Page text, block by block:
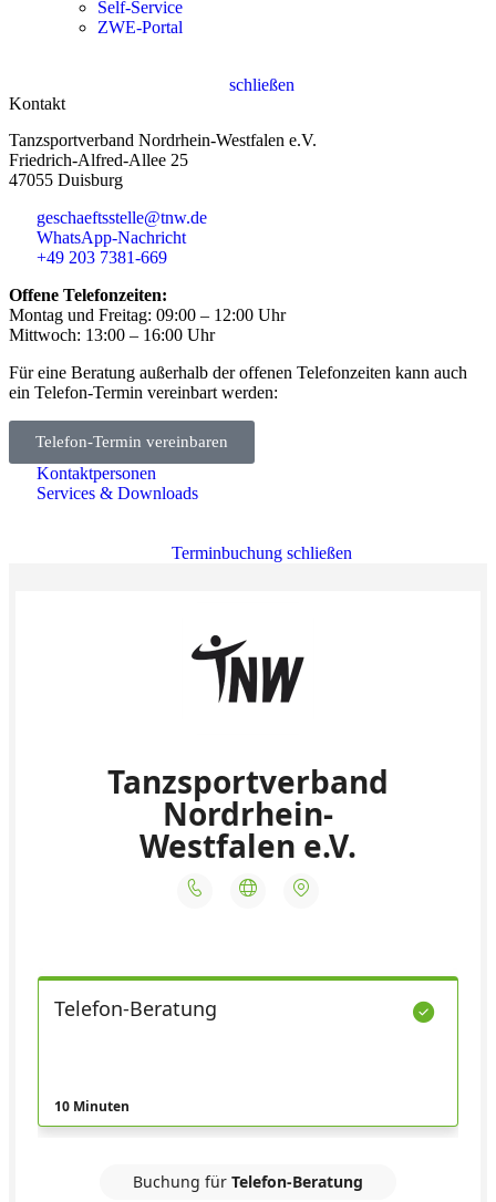
Self-Service
ZWE-Portal
schließen
Kontakt
Tanzsportverband Nordrhein-Westfalen e.V.
Friedrich-Alfred-Allee 25
47055 Duisburg
geschaeftsstelle@tnw.de
WhatsApp-Nachricht
+49 203 7381-669
Offene Telefonzeiten:
Montag und Freitag: 09:00 – 12:00 Uhr
Mittwoch: 13:00 – 16:00 Uhr
Für eine Beratung außerhalb der offenen Telefonzeiten kann auch
ein Telefon-Termin vereinbart werden:
Telefon-Termin vereinbaren
Kontaktpersonen
Services & Downloads
Terminbuchung schließen